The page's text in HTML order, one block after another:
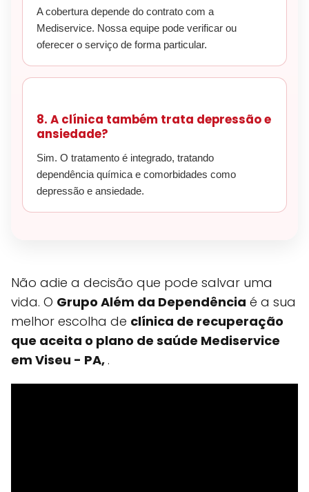
A cobertura depende do contrato com a
Mediservice. Nossa equipe pode verificar ou
oferecer o serviço de forma particular.
8. A clínica também trata depressão e
ansiedade?
Sim. O tratamento é integrado, tratando
dependência química e comorbidades como
depressão e ansiedade.
Não adie a decisão que pode salvar uma
vida. O Grupo Além da Dependência é a sua
melhor escolha de clínica de recuperação
que aceita o plano de saúde Mediservice
em Viseu - PA,.